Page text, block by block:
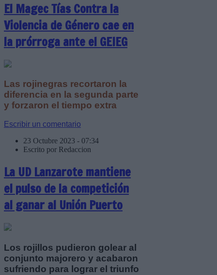
El Magec Tías Contra la
Violencia de Género cae en
la prórroga ante el GEIEG
Las rojinegras recortaron la
diferencia en la segunda parte
y forzaron el tiempo extra
Escribir un comentario
23 Octubre 2023 - 07:34
Escrito por Redaccion
La UD Lanzarote mantiene
el pulso de la competición
al ganar al Unión Puerto
Los rojillos pudieron golear al
conjunto majorero y acabaron
sufriendo para lograr el triunfo